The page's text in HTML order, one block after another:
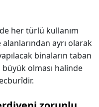
her türlü kullanım
ayrı olarak
binaların taban
büyük olması halinde